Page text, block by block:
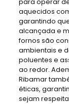
aquecidos
garantindo
alcançada e
fornos são
ambientais e
poluentes e
ao redor.
Ribamar
éticas,
sejam